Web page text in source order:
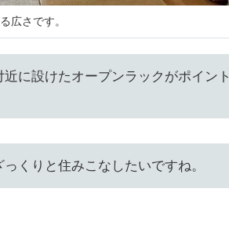
広さです。
に設けたオープンラックがポイント
くりと住みこなしたいですね。